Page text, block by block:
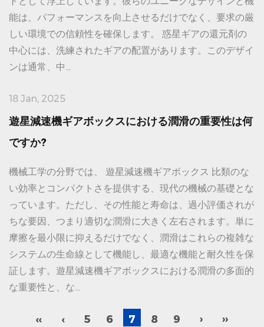
能は、パフォーマンスを向上させるだけでなく、要求の厳
しい環境での信頼性を確保します。 惑星ギアの還元剤の
中心には、洗練されたギアの配置があります。このデザイ
ンは通常、中...
18 Jan, 2025
遊星減速機ギアボックスにおける潤滑の重要性は何
ですか?
機械工学の分野では、 遊星減速機ギアボックス 比類のな
い効率とコンパクトさを提供する、現代の機械の基礎とな
っています。ただし、その性能と寿命は、過小評価されが
ちな要因、つまり適切な潤滑に大きく左右されます。単に
摩擦を最小限に抑えるだけでなく、潤滑はこれらの複雑な
システムの生命線として機能し、最適な機能と耐久性を保
証します。遊星減速機ギアボックスにおける潤滑の多面的
な重要性と、な...
‹‹ ‹ 5 6 7 8 9 › ››